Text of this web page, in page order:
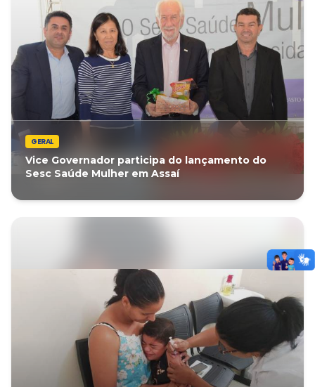
GERAL
Vice Governador participa do lançamento do
Sesc Saúde Mulher em Assaí